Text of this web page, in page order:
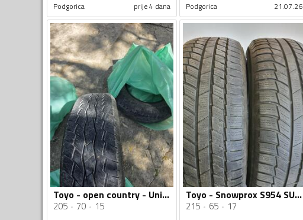
Podgorica prije 4 dana Podgorica 21.07.26
Toyo - open country - Univerzalna guma
205 70 15
Toyo - Snowprox S954 SUV - Zimska guma
215 65 17